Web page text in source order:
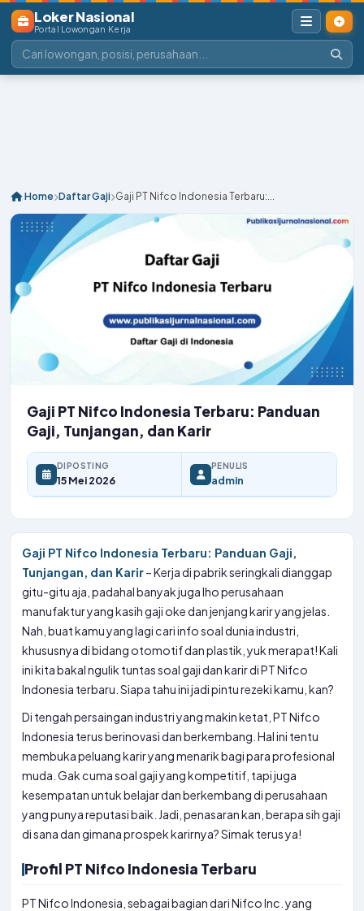
Loker Nasional
Portal Lowongan Kerja
Home Daftar Gaji Gaji PT Nifco Indonesia Terbaru:...
Gaji PT Nifco Indonesia Terbaru: Panduan
Gaji, Tunjangan, dan Karir
DIPOSTING
15 Mei 2026
PENULIS
admin
Gaji PT Nifco Indonesia Terbaru: Panduan Gaji,
Tunjangan, dan Karir– Kerja di pabrik seringkali dianggap
gitu-gitu aja, padahal banyak juga lho perusahaan
manufaktur yang kasih gaji oke dan jenjang karir yang jelas.
Nah, buat kamu yang lagi cari info soal dunia industri,
khususnya di bidang otomotif dan plastik, yuk merapat! Kali
ini kita bakal ngulik tuntas soal gaji dan karir di PT Nifco
Indonesia terbaru. Siapa tahu ini jadi pintu rezeki kamu, kan?
Di tengah persaingan industri yang makin ketat, PT Nifco
Indonesia terus berinovasi dan berkembang. Hal ini tentu
membuka peluang karir yang menarik bagi para profesional
muda. Gak cuma soal gaji yang kompetitif, tapi juga
kesempatan untuk belajar dan berkembang di perusahaan
yang punya reputasi baik. Jadi, penasaran kan, berapa sih gaji
di sana dan gimana prospek karirnya? Simak terus ya!
Profil PT Nifco Indonesia Terbaru
PT Nifco Indonesia, sebagai bagian dari Nifco Inc. yang